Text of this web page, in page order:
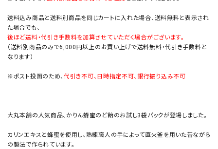
送料込み商品と送料別商品を同じカートに入れた場合、送料無料と表示され
た場合でも、
後ほど送料・代引き手数料を加算させていただく場合がございます。
（送料別商品のみで6,000円以上のお買い上げで送料無料・代引き手数料と
なります）
※ポスト投函のため、 代引き不可、日時指定不可、銀行振り込み不可
大丸本舗の人気商品、かりん蜂蜜のど飴のお試し3袋パックが登場しました。
カリンエキスと蜂蜜を使用し、熟練職人の手によって直火釜を用いた昔ながら
の製法で作られています。